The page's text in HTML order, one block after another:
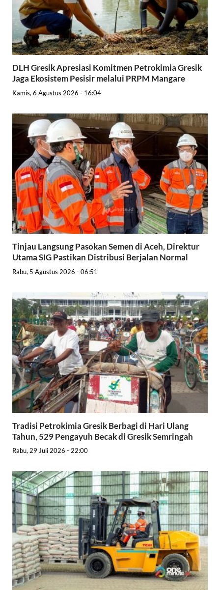
DLH Gresik Apresiasi Komitmen Petrokimia Gresik
Jaga Ekosistem Pesisir melalui PRPM Mangare
Kamis, 6 Agustus 2026 - 16:04
Tinjau Langsung Pasokan Semen di Aceh, Direktur
Utama SIG Pastikan Distribusi Berjalan Normal
Rabu, 5 Agustus 2026 - 06:51
Tradisi Petrokimia Gresik Berbagi di Hari Ulang
Tahun, 529 Pengayuh Becak di Gresik Semringah
Rabu, 29 Juli 2026 - 22:00